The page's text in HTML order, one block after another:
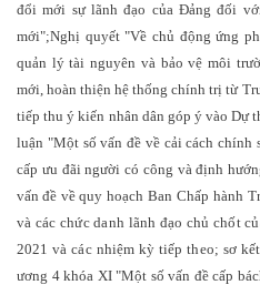
đổi mới sự lãnh đạo của Đảng đối
mới";Nghị quyết "Về chủ động ứng
quản lý tài nguyên và bảo vệ môi
mới, hoàn thiện hệ thống chính trị từ
tiếp thu ý kiến nhân dân góp ý vào Dự
luận "Một số vấn đề về cải cách chính
cấp ưu đãi người có công và định
vấn đề về quy hoạch Ban Chấp hành
và các chức danh lãnh đạo chủ chốt
2021 và các nhiệm kỳ tiếp theo; sơ
ương 4 khóa XI "Một số vấn đề cấp